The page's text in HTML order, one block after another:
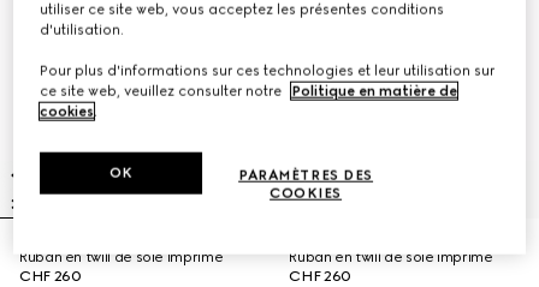
Ruban en twill de soie imprimé
CHF 260
Ruban en twill de soie imprimé
CHF 260
utiliser ce site web, vous acceptez les présentes conditions
d'utilisation.
Pour plus d'informations sur ces technologies et leur utilisation sur
ce site web, veuillez consulter notre
Politique en matière de
cookies.
PARAMÈTRES DES
COOKIES
OK